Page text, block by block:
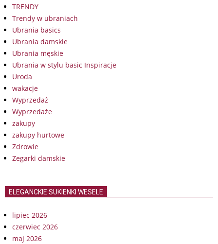
TRENDY
Trendy w ubraniach
Ubrania basics
Ubrania damskie
Ubrania męskie
Ubrania w stylu basic Inspiracje
Uroda
wakacje
Wyprzedaż
Wyprzedaże
zakupy
zakupy hurtowe
Zdrowie
Zegarki damskie
ELEGANCKIE SUKIENKI WESELE
lipiec 2026
czerwiec 2026
maj 2026